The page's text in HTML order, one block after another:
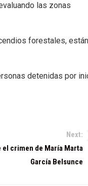
las zonas
forestales, están
detenidas por
Next:
el crimen de María Marta
García Belsunce